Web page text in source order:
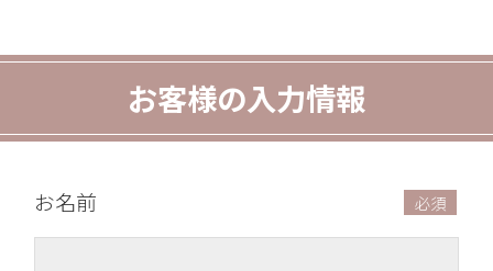
お客様の入力情報
お名前